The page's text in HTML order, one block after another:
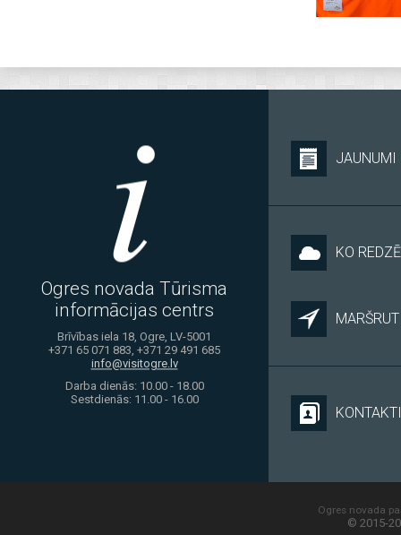
Ogres novada Tūrisma
informācijas centrs
Brīvības iela 18, Ogre, LV-5001
+371 65 071 883, +371 29 491 685
info@visitogre.lv
Darba dienās: 10.00 - 18.00
Sestdienās: 11.00 - 16.00
JAUNUMI
KO
KONTAKTI
Ogres novada
© 2015-